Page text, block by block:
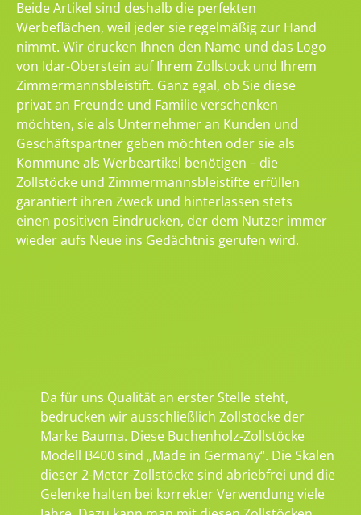
Beide Artikel sind deshalb die perfekten
Werbeflächen, weil jeder sie regelmäßig zur Hand
nimmt. Wir drucken Ihnen den Name und das Logo
von Idar-Oberstein auf Ihrem Zollstock und Ihrem
Zimmermannsbleistift. Ganz egal, ob Sie diese
privat an Freunde und Familie verschenken
möchten, sie als Unternehmer an Kunden und
Geschäftspartner geben möchten oder sie als
Kommune als Werbeartikel benötigen – die
Zollstöcke und Zimmermannsbleistifte erfüllen
garantiert ihren Zweck und hinterlassen stets
einen positiven Eindrucken, der dem Nutzer immer
wieder aufs Neue ins Gedächtnis gerufen wird.
Da für uns Qualität an erster Stelle steht,
bedrucken wir ausschließlich Zollstöcke der
Marke Bauma. Diese Buchenholz-Zollstöcke
Modell B400 sind „Made in Germany“. Die Skalen
dieser 2-Meter-Zollstöcke sind abriebfrei und die
Gelenke halten bei korrekter Verwendung viele